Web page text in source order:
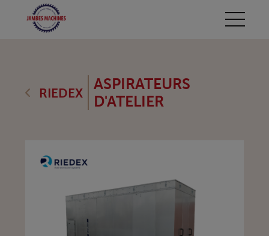
RIEDEX
ASPIRATEURS
D'ATELIER